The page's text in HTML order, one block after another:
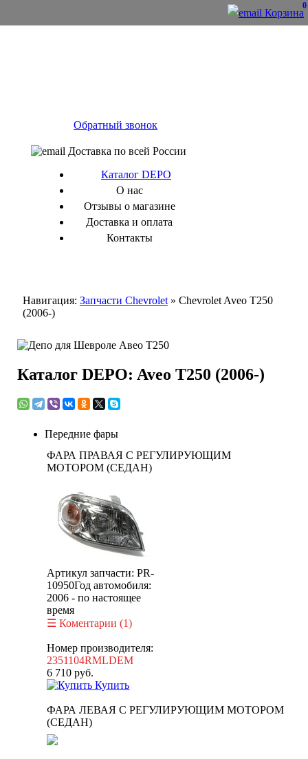
Навигация: Запчасти Chevrolet» Chevrolet Aveo T250
(2006-)
Каталог DEPO: Aveo T250 (2006-)
Передние фары
ФАРА ПРАВАЯ С РЕГУЛИРУЮЩИМ
МОТОРОМ (СЕДАН)
Артикул запчасти: PR-
10950Год автомобиля:
2006 - по настоящее
время
Коментарии (1)
Номер производителя:
2351104RMLDEM
6 710 руб.
Купить
ФАРА ЛЕВАЯ С РЕГУЛИРУЮЩИМ МОТОРОМ
(СЕДАН)
Обратный звонок
Доставка по всей России
Корзина
0
Каталог DEPO
О нас
Отзывы о магазине
Доставка и оплата
Контакты